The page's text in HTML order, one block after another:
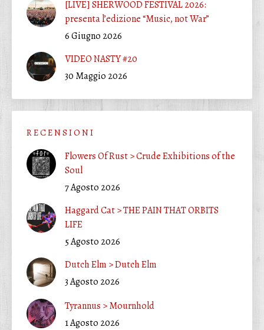
[LIVE] SHERWOOD FESTIVAL 2026:
presenta l’edizione “Music, not War”
6 Giugno 2026
VIDEO NASTY #20
30 Maggio 2026
R E C E N S I O N I
Flowers Of Rust > Crude Exhibitions of the
Soul
7 Agosto 2026
Haggard Cat > THE PAIN THAT ORBITS
LIFE
5 Agosto 2026
Dutch Elm > Dutch Elm
3 Agosto 2026
Tyrannus > Mournhold
1 Agosto 2026